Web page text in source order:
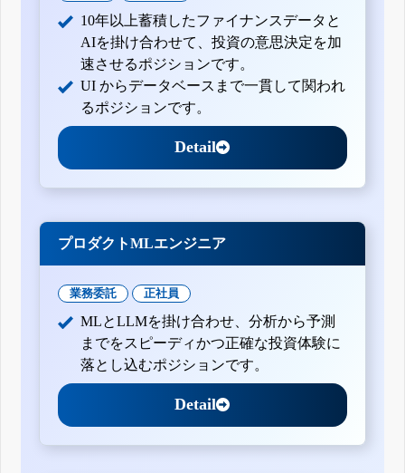
10年以上蓄積したファイナンスデータと
AIを掛け合わせて、投資の意思決定を加
速させるポジションです。
UI からデータベースまで一貫して関われ
るポジションです。
Detail
プロダクトMLエンジニア
業務委託 正社員
MLとLLMを掛け合わせ、分析から予測
までをスピーディかつ正確な投資体験に
落とし込むポジションです。
Detail